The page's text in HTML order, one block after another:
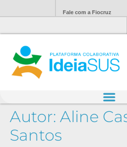
Fale com a Fiocruz
Autor: Aline
Santos